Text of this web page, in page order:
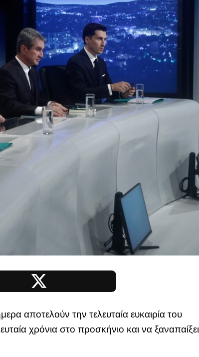
αποτελούν την τελευταία ευκαιρία του
χρόνια στο προσκήνιο και να ξαναπαίξει